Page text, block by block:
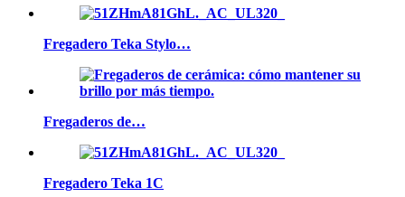
Fregadero Teka Stylo…
Fregaderos de…
Fregadero Teka 1C